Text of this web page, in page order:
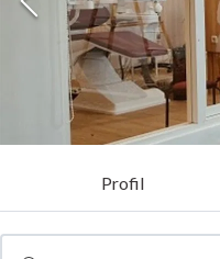
Profil